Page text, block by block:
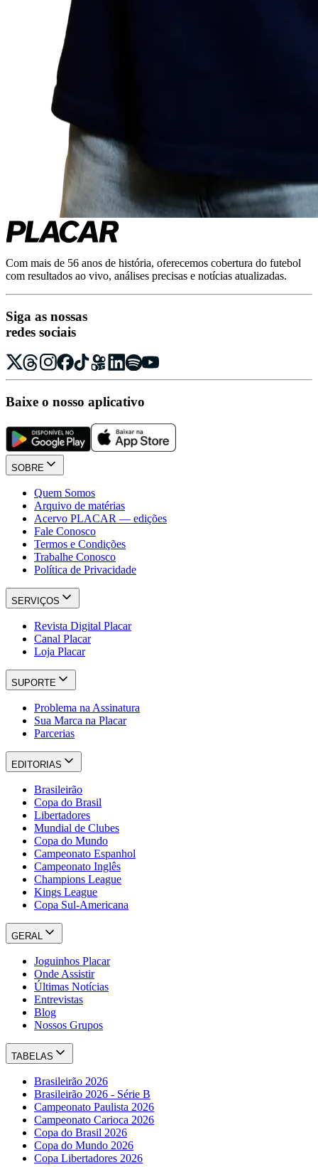
Com mais de 56 anos de história, oferecemos cobertura do futebol
com resultados ao vivo, análises precisas e notícias atualizadas.
Siga as nossas
redes sociais
Baixe o nosso aplicativo
SOBRE
Quem Somos
Arquivo de matérias
Acervo PLACAR — edições
Fale Conosco
Termos e Condições
Trabalhe Conosco
Política de Privacidade
SERVIÇOS
Revista Digital Placar
Canal Placar
Loja Placar
SUPORTE
Problema na Assinatura
Sua Marca na Placar
Parcerias
EDITORIAS
Brasileirão
Copa do Brasil
Libertadores
Mundial de Clubes
Copa do Mundo
Campeonato Espanhol
Campeonato Inglês
Champions League
Kings League
Copa Sul-Americana
GERAL
Joguinhos Placar
Onde Assistir
Últimas Notícias
Entrevistas
Blog
Nossos Grupos
TABELAS
Brasileirão 2026
Brasileirão 2026 - Série B
Campeonato Paulista 2026
Campeonato Carioca 2026
Copa do Brasil 2026
Copa do Mundo 2026
Copa Libertadores 2026